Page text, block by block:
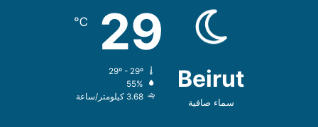
Beirut
سماء صافية
29
℃
55%
3.68 كيلومتر/ساعة